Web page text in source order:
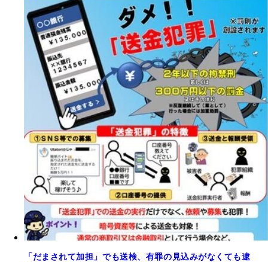
「だまされて加担」でも送検、有罪の見込みがなくても逮